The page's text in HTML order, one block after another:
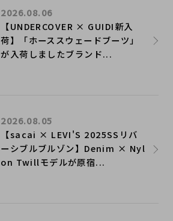
【UNDERCOVER × GUIDI新入
荷】「ホーススウェードブーツ」
が入荷しましたブランド...
2026.08.06
【sacai × LEVI'S 2025SSリバ
ーシブルブルゾン】Denim × Nyl
on Twillモデルが原宿...
2026.08.05